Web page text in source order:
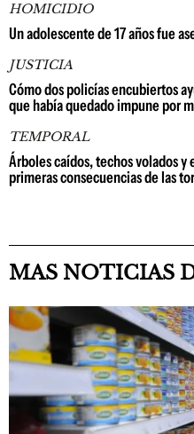
HOMICIDIO
Un adolescente de 17 años fue
JUSTICIA
Cómo dos policías encubiertos
que había quedado impune por
TEMPORAL
Árboles caídos, techos volados
primeras consecuencias de las
MAS NOTICIAS